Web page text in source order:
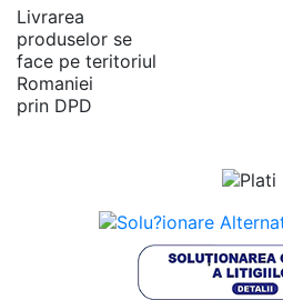
Livrarea
produselor se
face pe teritoriul
Romaniei
prin DPD